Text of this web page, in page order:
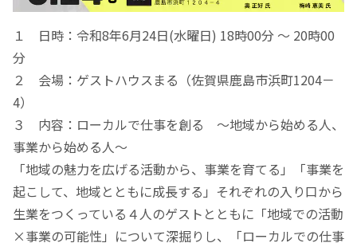
１ 日時：令和8年6月24日(水曜日) 18時00分 ～ 20時00
分
２ 会場：ゲストハウスまる（佐賀県鹿島市浜町1204－
4）
３ 内容：ローカルで仕事を創る 〜地域から始める人、
事業から始める人〜
「地域の魅力を広げる活動から、事業を育てる」「事業を
起こして、地域とともに成長する」それぞれの入り口から
生業をつくっている４人のゲストとともに「地域での活動
×事業の可能性」について深掘りし、「ローカルでの仕事